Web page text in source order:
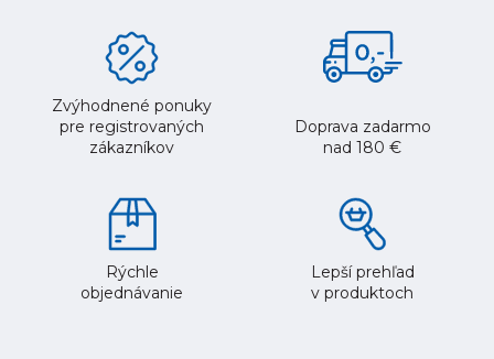
Zvýhodnené ponuky
pre registrovaných
zákazníkov
Doprava zadarmo
nad 180 €
Rýchle
objednávanie
Lepší prehľad
v produktoch